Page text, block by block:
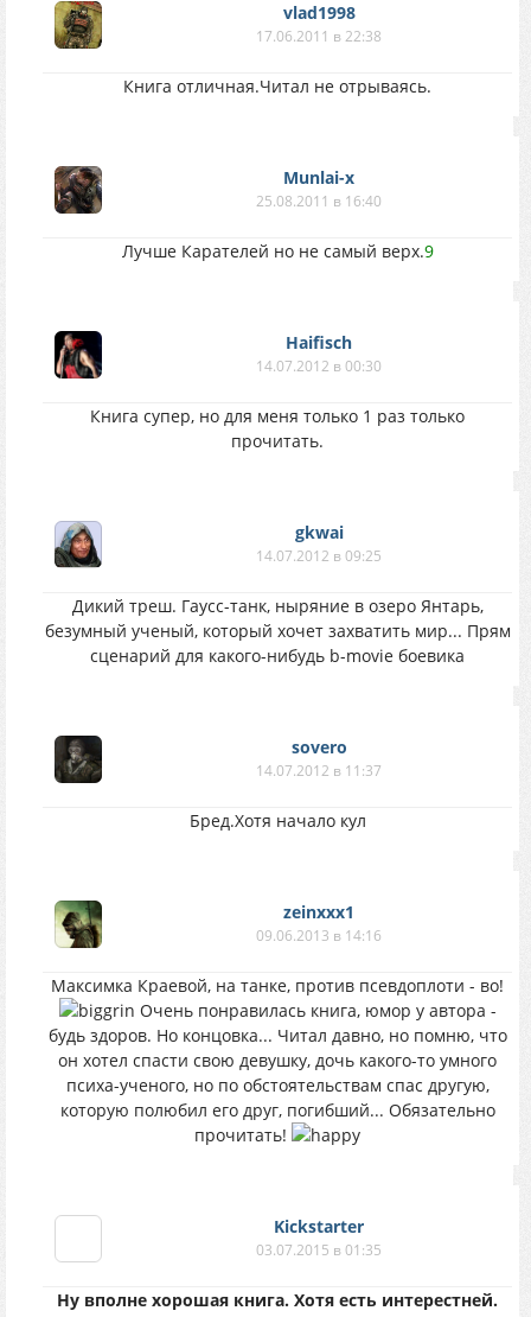
vlad1998
17.06.2011 в 22:38
Книга отличная.Читал не отрываясь.
Munlai-x
25.08.2011 в 16:40
Лучше Карателей но не самый верх.9
Haifisch
14.07.2012 в 00:30
Книга супер, но для меня только 1 раз только
прочитать.
gkwai
14.07.2012 в 09:25
Дикий треш. Гаусс-танк, ныряние в озеро Янтарь,
безумный ученый, который хочет захватить мир... Прям
сценарий для какого-нибудь b-movie боевика
sovero
14.07.2012 в 11:37
Бред.Хотя начало кул
zeinxxx1
09.06.2013 в 14:16
Максимка Краевой, на танке, против псевдоплоти - во!
Очень понравилась книга, юмор у автора -
будь здоров. Но концовка... Читал давно, но помню, что
он хотел спасти свою девушку, дочь какого-то умного
психа-ученого, но по обстоятельствам спас другую,
которую полюбил его друг, погибший... Обязательно
прочитать!
Kickstarter
03.07.2015 в 01:35
Ну вполне хорошая книга. Хотя есть интерестней.